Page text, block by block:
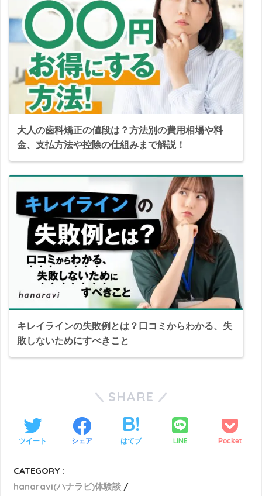
大人の歯科矯正の値段は？方法別の費用相場や料
金、支払方法や控除の仕組みまで解説！
キレイラインの失敗例とは？口コミからわかる、失
敗しないためにすべきこと
SHARE
ツイート シェア はてブ LINE Pocket
CATEGORY :
hanaravi(ハナラビ)体験談